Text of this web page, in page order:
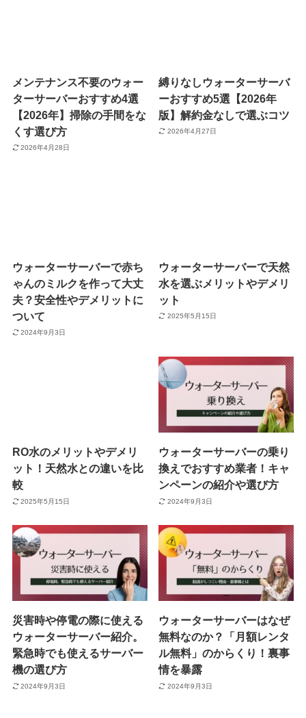
メンテナンス不要のウォー
ターサーバーおすすめ4選
【2026年】掃除の手間をな
くす選び方
2026年4月28日
縛りなしウォーターサーバ
ーおすすめ5選【2026年
版】解約金なしで選ぶコツ
2026年4月27日
ウォーターサーバーで赤ち
ゃんのミルクを作って大丈
夫？安全性やデメリットに
ついて
2024年9月3日
ウォーターサーバーで天然
水を選ぶメリットやデメリ
ット
2025年5月15日
RO水のメリットやデメリ
ット！天然水との違いを比
較
2025年5月15日
ウォーターサーバーの乗り
換えでおすすめ業者！キャ
ンペーンの紹介や選び方
2024年9月3日
災害時や停電の際に使える
ウォーターサーバー紹介。
緊急時でも使えるサーバー
機の選び方
2024年9月3日
ウォーターサーバーはなぜ
無料なのか？「月額レンタ
ル無料」のからくり！裏事
情を暴露
2024年9月3日